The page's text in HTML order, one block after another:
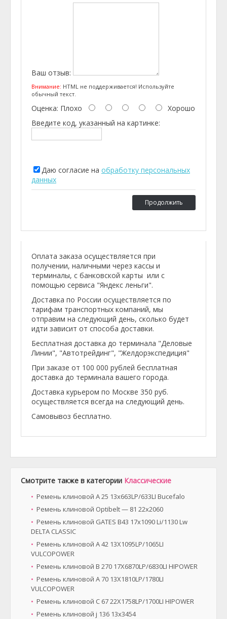
Ваш отзыв:
Внимание: HTML не поддерживается! Используйте
обычный текст.
Оценка: Плохо
Хорошо
Введите код, указанный на картинке:
Даю согласие на обработку персональных
данных
Продолжить
Оплата заказа осуществляется при
получении, наличными через кассы и
терминалы, с банковской карты или с
помощью сервиса "Яндекс леньги".
Доставка по России осуществляется по
тарифам транспортных компаний, мы
отправим на следующий день, сколько будет
идти зависит от способа доставки.
Бесплатная доставка до терминала "Деловые
Линии", "Автотрейдинг", "Желдорэкспедиция"
При заказе от 100 000 рублей бесплатная
доставка до терминала вашего города.
Доставка курьером по Москве 350 руб.
осуществляется всегда на следующий день.
Самовывоз бесплатно.
Смотрите также в категории Классические
Ремень клиновой A 25 13x663LP/633LI Bucefalo
Ремень клиновой Optibelt — 81 22x2060
Ремень клиновой GATES B43 17x1090 Li/1130 Lw
DELTA CLASSIC
Ремень клиновой A 42 13X1095LP/1065LI
VULCOPOWER
Ремень клиновой B 270 17X6870LP/6830LI HIPOWER
Ремень клиновой A 70 13X1810LP/1780LI
VULCOPOWER
Ремень клиновой C 67 22X1758LP/1700LI HIPOWER
Ремень клиновой ј 136 13х3454